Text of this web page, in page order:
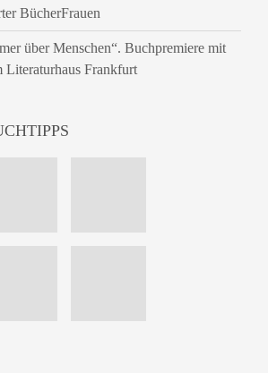
BücherFrauen
über Menschen“. Buchpremiere mit
Frankfurt